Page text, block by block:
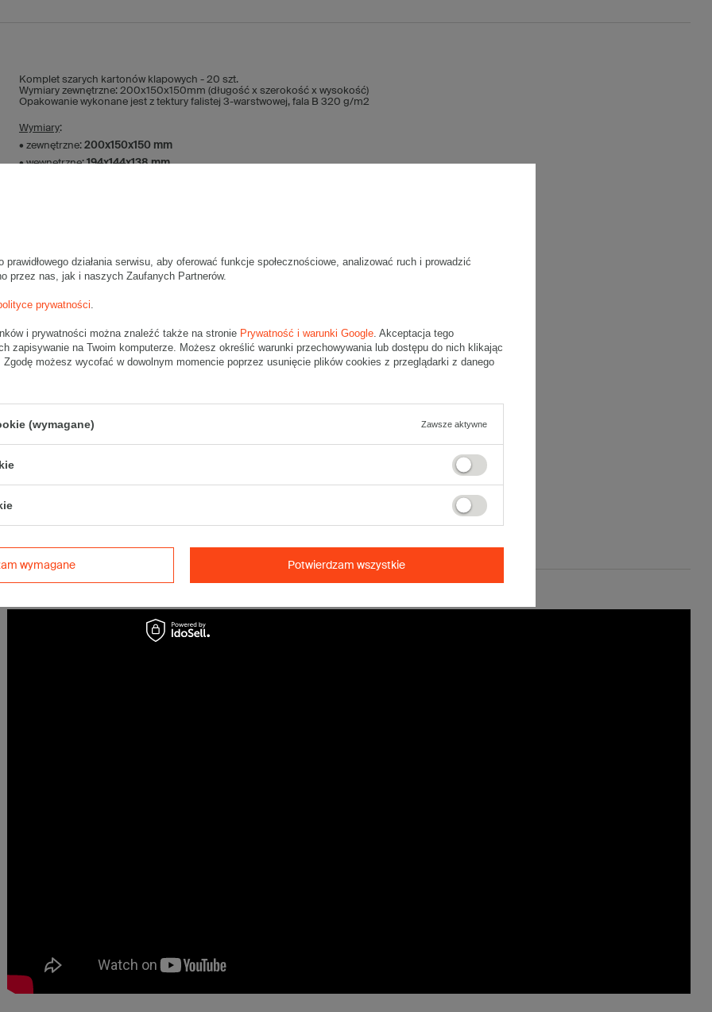
Komplet szarych kartonów klapowych - 20 szt.
Wymiary zewnętrzne: 200x150x150mm (długość x szerokość x wysokość)
Opakowanie wykonane jest z tektury falistej 3-warstwowej, fala B 320 g/m2
Wymiary:
• zewnętrzne: 200x150x150 mm
• wewnętrzne:194x144x138 mm
• gramatura:320 g/m2
• kolor:Szary
Dodatkowe:
• waga jednostkowa (+/-5%):65 g
• typ fefco: F0201
• InPost B
• Pocztex M
działania serwisu, aby oferować funkcje społecznościowe, analizować ruch i prowadzić
przez nas, jak i naszych Zaufanych Partnerów.
prywatności.
i prywatności można znaleźć także na stronie Prywatność i warunki Google. Akceptacja tego
zapisywanie na Twoim komputerze. Możesz określić warunki przechowywania lub dostępu do nich klikając
Zgodę możesz wycofać w dowolnym momencie poprzez usunięcie plików cookies z przeglądarki z danego
(wymagane) Zawsze aktywne
wymagane Potwierdzam wszystkie